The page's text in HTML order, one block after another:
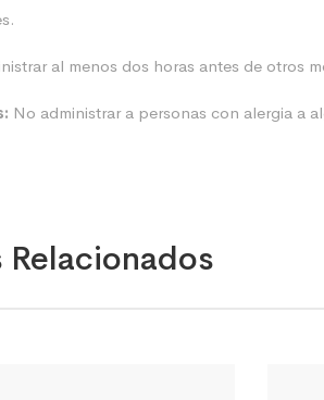
al menos dos horas antes de otros
No administrar a personas con alergia a